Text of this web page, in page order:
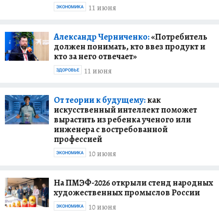
11 июня
ЭКОНОМИКА
Александр Черниченко:«Потребитель
должен понимать, кто ввез продукт и
кто за него отвечает»
11 июня
ЗДОРОВЬЕ
От теории к будущему:как
искусственный интеллект поможет
вырастить из ребенка ученого или
инженера с востребованной
профессией
10 июня
ЭКОНОМИКА
На ПМЭФ-2026 открыли стенд народных
художественных промыслов России
10 июня
ЭКОНОМИКА